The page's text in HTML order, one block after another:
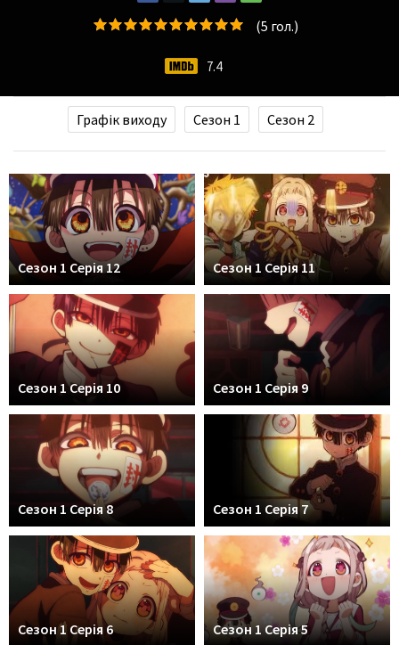
(5 гол.)
7.4
Графік виходу Сезон 1 Сезон 2
Сезон 1 Серія 12 Сезон 1 Серія 11
Сезон 1 Серія 10 Сезон 1 Серія 9
Сезон 1 Серія 8 Сезон 1 Серія 7
Сезон 1 Серія 6 Сезон 1 Серія 5